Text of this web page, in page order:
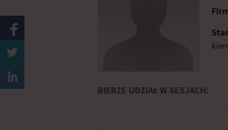
BIERZE UDZIAŁ W SESJACH: